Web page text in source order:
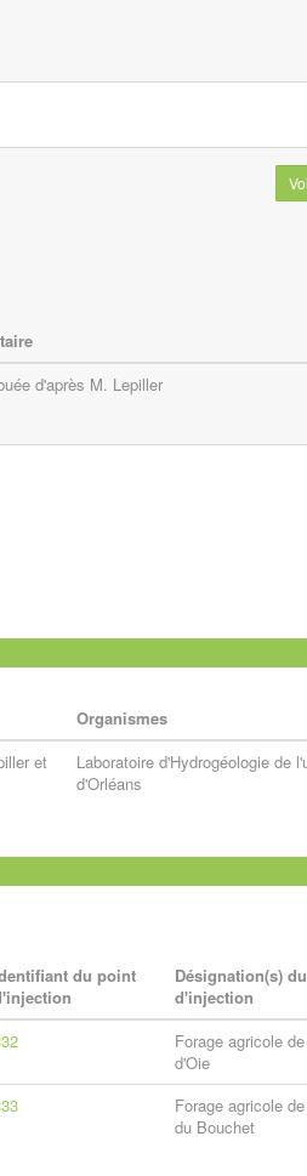
d'après M. Lepiller
Organismes
et
Laboratoire d'Hydrogéologie de
d'Orléans
du point
Désignation(s)
d'injection
Forage agricole
d'Oie
Forage agricole
du Bouchet